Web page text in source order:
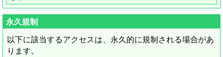
永久規制
以下に該当するアクセスは、永久的に規制される場合があ
ります。